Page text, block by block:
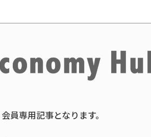
専用記事となります。